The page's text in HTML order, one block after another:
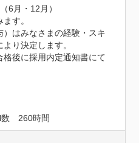
6月・12月）
す。
）はみなさまの経験・スキ
り決定します。
後に採用内定通知書にて
　260時間